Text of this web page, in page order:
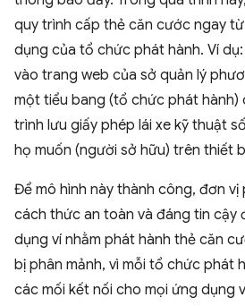
quy trình cấp thẻ căn cước ngay
dụng của tổ chức phát hành. Ví
vào trang web của sở quản lý
một tiểu bang (tổ chức phát hành)
trình lưu giấy phép lái xe kỹ thuật
họ muốn (người sở hữu) trên thiết
Để mô hình này thành công, đơn
cách thức an toàn và đáng tin cậy
dụng ví nhằm phát hành thẻ căn
bị phân mảnh, vì mỗi tổ chức phát
các mối kết nối cho mọi ứng dụng